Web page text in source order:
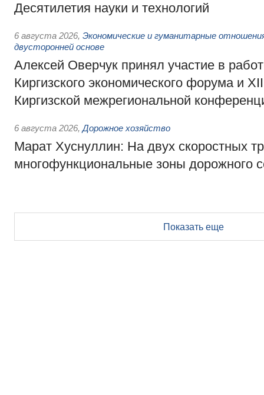
Десятилетия науки и технологий
6 августа 2026, Экономические и гуманитарные
двусторонней основе
Алексей Оверчук принял участие в
Киргизского экономического форума и
Киргизской межрегиональной
6 августа 2026, Дорожное хозяйство
Марат Хуснуллин: На двух скоростных
многофункциональные зоны дорожного
Показать еще